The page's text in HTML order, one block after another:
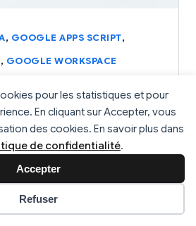
pour les statistiques et pour
En cliquant sur Accepter, vous
des cookies. En savoir plus dans
de confidentialité.
Accepter
Refuser
, GOOGLE APPS SCRIPT,
, GOOGLE WORKSPACE
travail avec Google
complet
chaque seconde compte,
est cruciale pour atteindre…